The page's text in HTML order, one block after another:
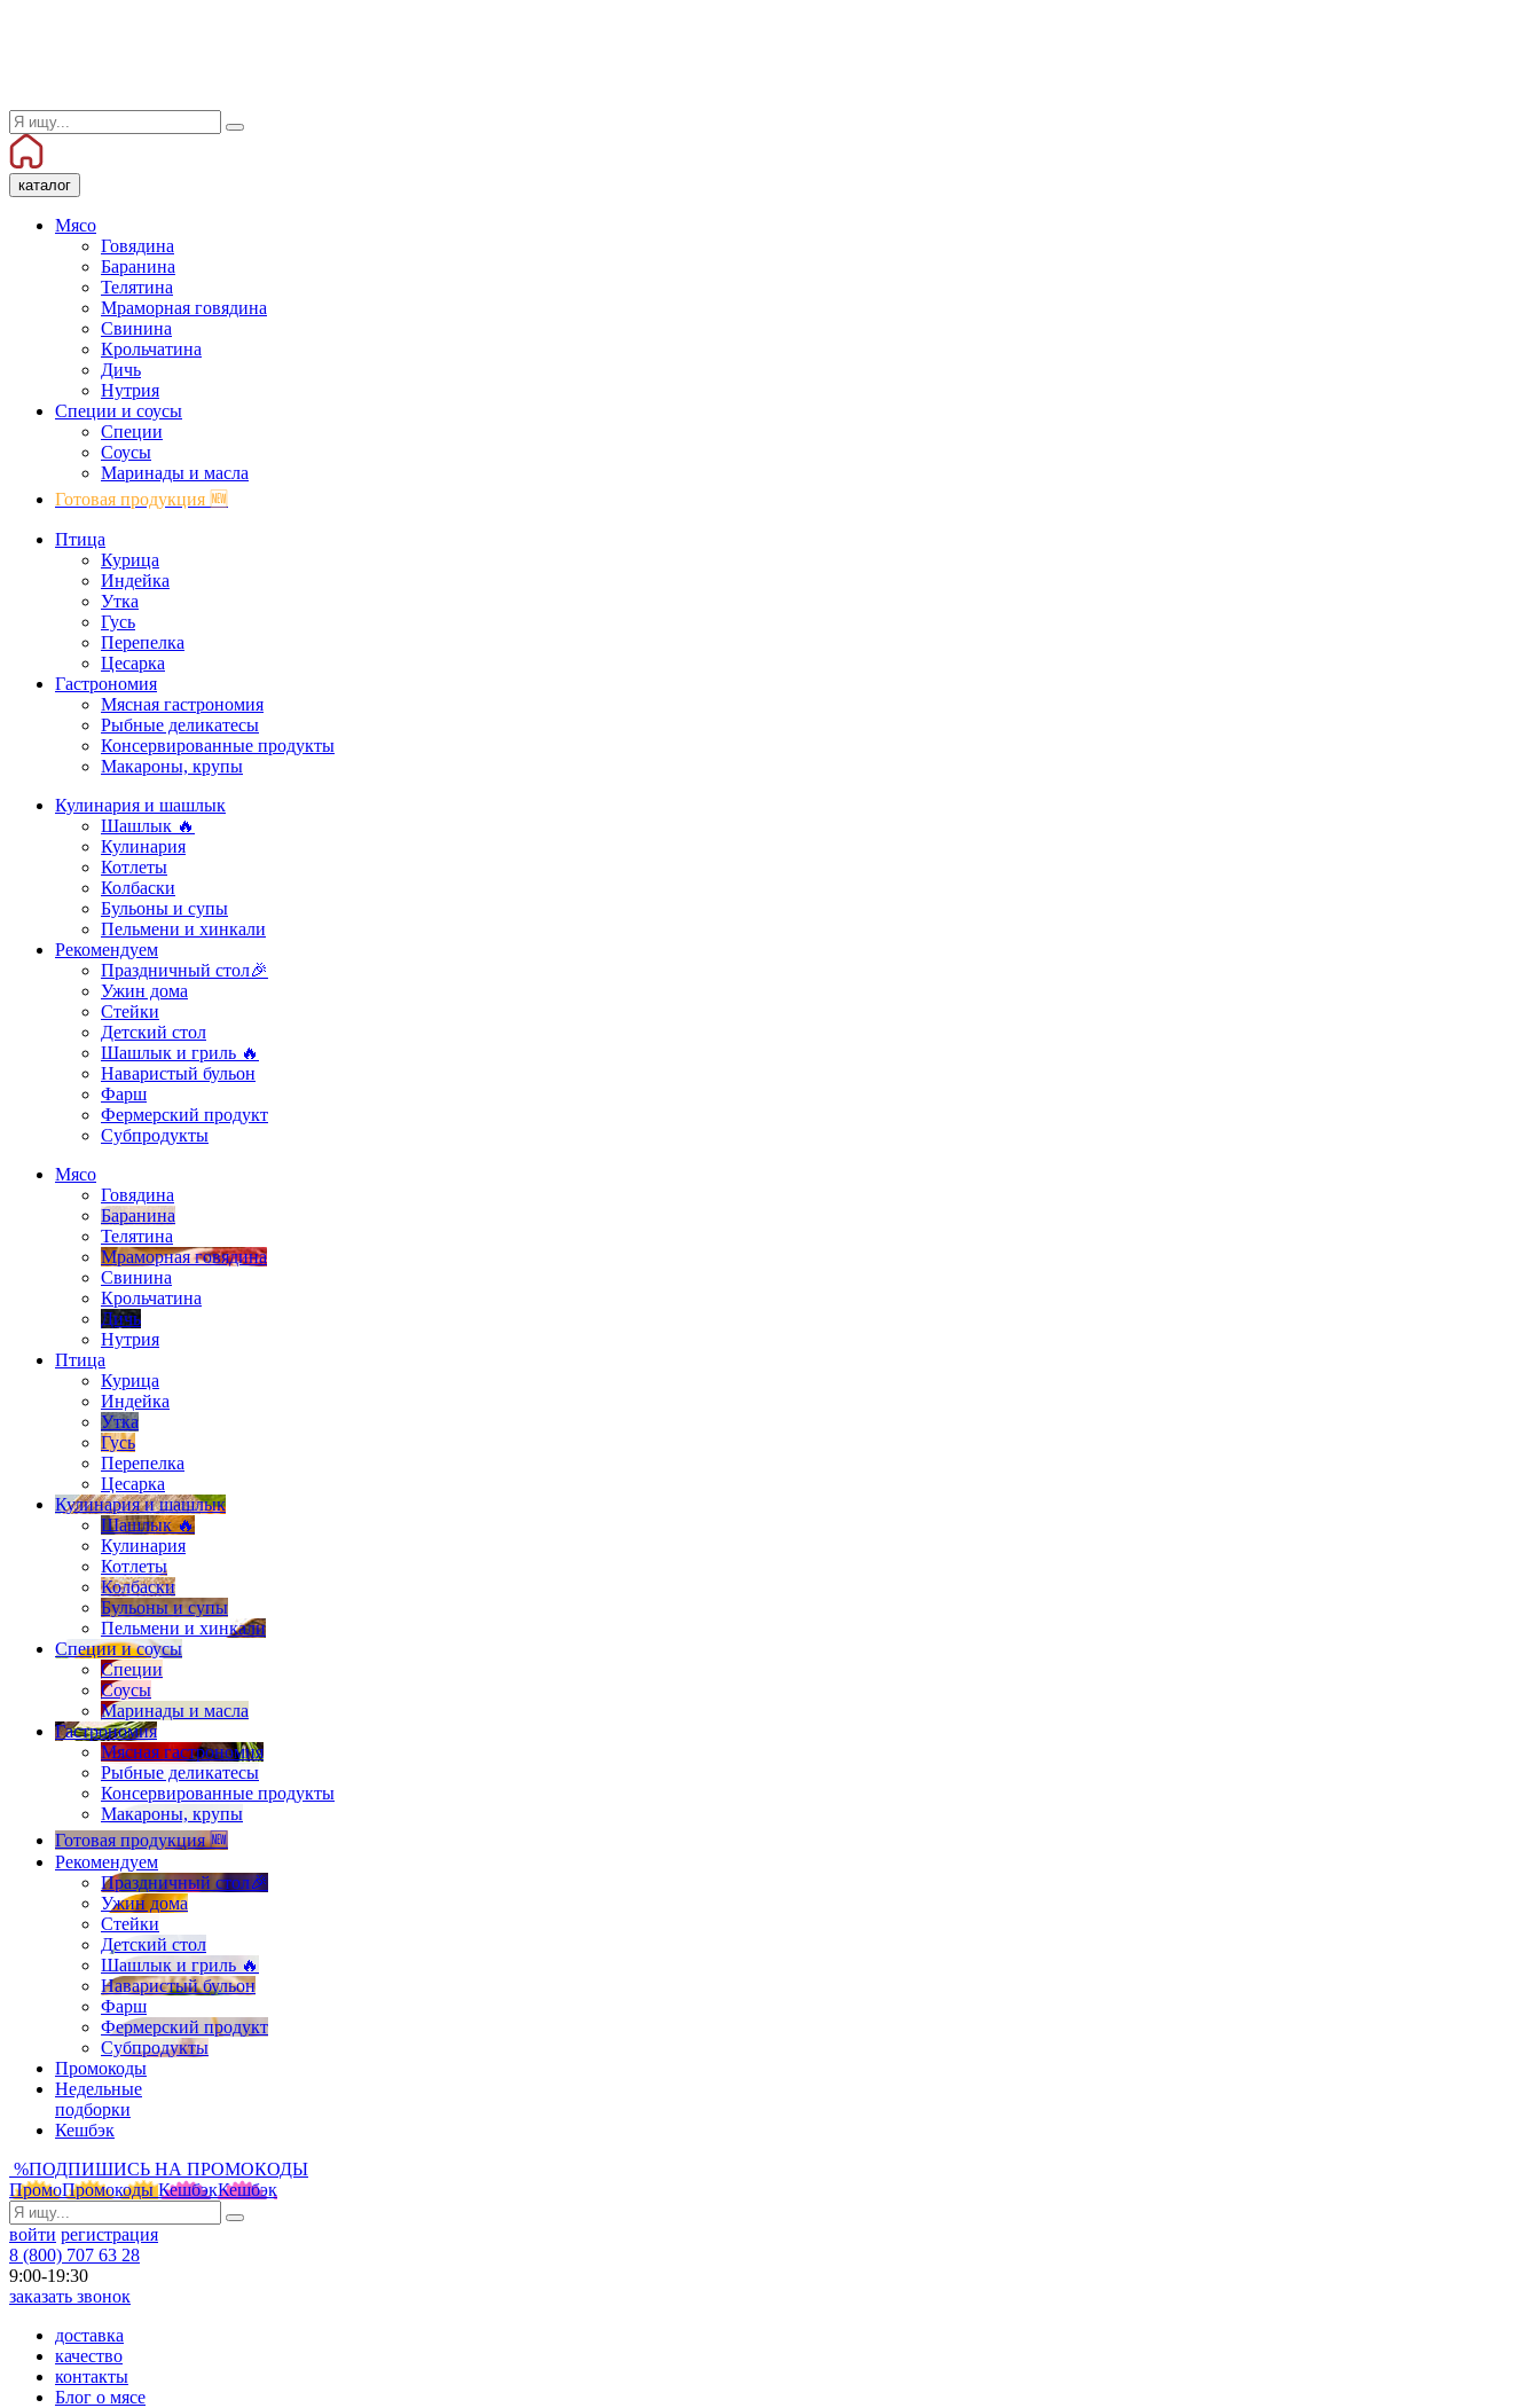
каталог
Мясо
Говядина
Баранина
Телятина
Мраморная говядина
Свинина
Крольчатина
Дичь
Нутрия
Специи и соусы
Специи
Соусы
Маринады и масла
Готовая продукция 🆕
Птица
Курица
Индейка
Утка
Гусь
Перепелка
Цесарка
Гастрономия
Мясная гастрономия
Рыбные деликатесы
Консервированные продукты
Макароны, крупы
Кулинария и шашлык
Шашлык 🔥
Кулинария
Котлеты
Колбаски
Бульоны и супы
Пельмени и хинкали
Рекомендуем
Праздничный стол🎉
Ужин дома
Стейки
Детский стол
Шашлык и гриль 🔥
Наваристый бульон
Фарш
Фермерский продукт
Субпродукты
Мясо
Говядина
Баранина
Телятина
Мраморная говядина
Свинина
Крольчатина
Дичь
Нутрия
Птица
Курица
Индейка
Утка
Гусь
Перепелка
Цесарка
Кулинария и шашлык
Шашлык 🔥
Кулинария
Котлеты
Колбаски
Бульоны и супы
Пельмени и хинкали
Специи и соусы
Специи
Соусы
Маринады и масла
Гастрономия
Мясная гастрономия
Рыбные деликатесы
Консервированные продукты
Макароны, крупы
Готовая продукция 🆕
Рекомендуем
Праздничный стол🎉
Ужин дома
Стейки
Детский стол
Шашлык и гриль 🔥
Наваристый бульон
Фарш
Фермерский продукт
Субпродукты
Промокоды
Недельные
подборки
Кешбэк
%ПОДПИШИСЬ НА ПРОМОКОДЫ
ПромоПромокоды КешбэкКешбэк
войти регистрация
8 (800) 707 63 28
9:00-19:30
заказать звонок
доставка
качество
контакты
Блог о мясе